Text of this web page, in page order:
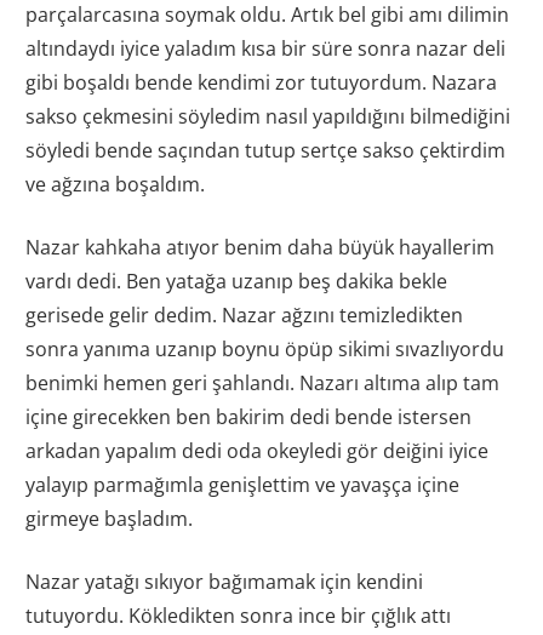
parçalarcasına soymak oldu. Artık bel gibi amı dilimin
altındaydı iyice yaladım kısa bir süre sonra nazar deli
gibi boşaldı bende kendimi zor tutuyordum. Nazara
sakso çekmesini söyledim nasıl yapıldığını bilmediğini
söyledi bende saçından tutup sertçe sakso çektirdim
ve ağzına boşaldım.
Nazar kahkaha atıyor benim daha büyük hayallerim
vardı dedi. Ben yatağa uzanıp beş dakika bekle
gerisede gelir dedim. Nazar ağzını temizledikten
sonra yanıma uzanıp boynu öpüp sikimi sıvazlıyordu
benimki hemen geri şahlandı. Nazarı altıma alıp tam
içine girecekken ben bakirim dedi bende istersen
arkadan yapalım dedi oda okeyledi gör deiğini iyice
yalayıp parmağımla genişlettim ve yavaşça içine
girmeye başladım.
Nazar yatağı sıkıyor bağımamak için kendini
tutuyordu. Kökledikten sonra ince bir çığlık attı